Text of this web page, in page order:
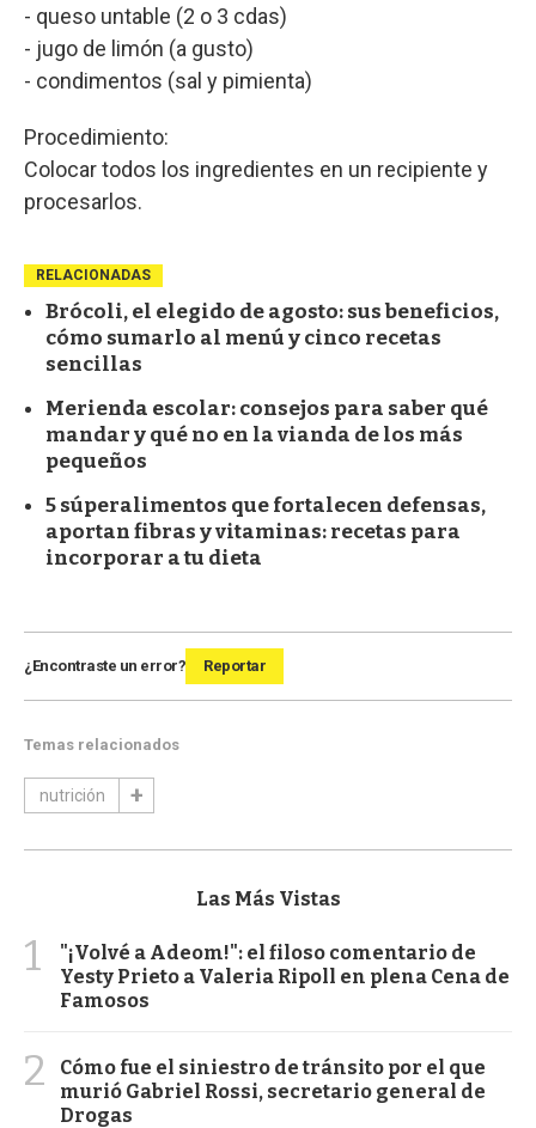
- queso untable (2 o 3 cdas)
- jugo de limón (a gusto)
- condimentos (sal y pimienta)
Procedimiento:
Colocar todos los ingredientes en un recipiente y
procesarlos.
RELACIONADAS
Brócoli, el elegido de agosto: sus beneficios,
cómo sumarlo al menú y cinco recetas
sencillas
Merienda escolar: consejos para saber qué
mandar y qué no en la vianda de los más
pequeños
5 súperalimentos que fortalecen defensas,
aportan fibras y vitaminas: recetas para
incorporar a tu dieta
¿Encontraste un error? Reportar
Temas relacionados
nutrición
Las Más Vistas
1
"¡Volvé a Adeom!": el filoso comentario de
Yesty Prieto a Valeria Ripoll en plena Cena de
Famosos
2
Cómo fue el siniestro de tránsito por el que
murió Gabriel Rossi, secretario general de
Drogas